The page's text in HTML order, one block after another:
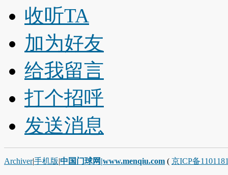
收听TA
加为好友
给我留言
打个招呼
发送消息
Archiver|手机版|中国门球网|www.menqiu.com ( 京ICP备